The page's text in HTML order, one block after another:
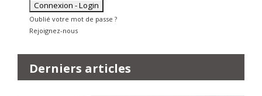
Oublié votre mot de passe ?
Rejoignez-nous
Derniers articles